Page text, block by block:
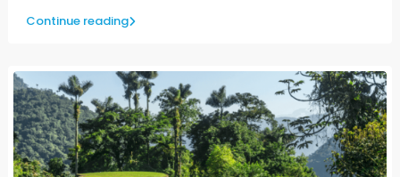
Continue reading